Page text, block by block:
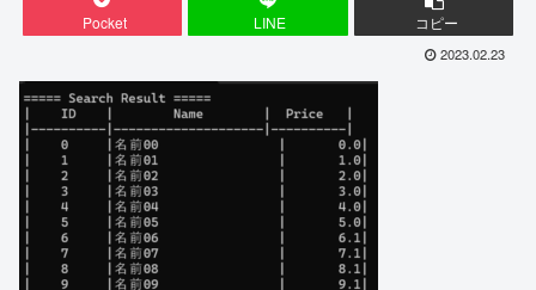
Pocket LINE コピー
2023.02.23